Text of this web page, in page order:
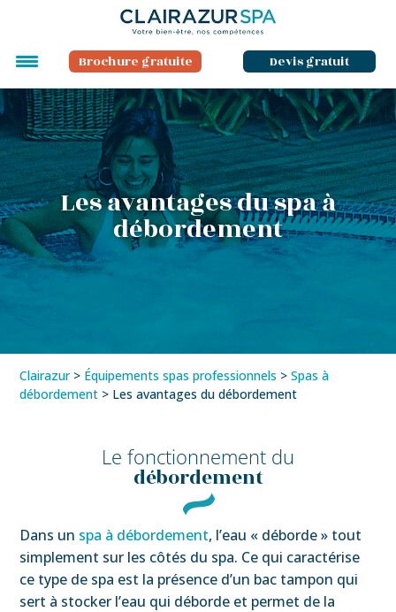
Brochure gratuite Devis gratuit
Les avantages du spa à
débordement
Clairazur> Équipements spas professionnels >Spas à
débordement > Les avantages du débordement
Le fonctionnement du
débordement
Dans un spa à débordement, l’eau « déborde » tout
simplement sur les côtés du spa. Ce qui caractérise
ce type de spa est la présence d’un bac tampon qui
sert à stocker l’eau qui déborde et permet de la